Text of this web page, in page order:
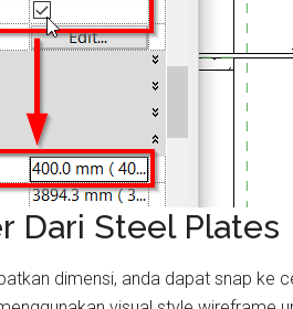
Dari Steel Plates
dimensi, anda dapat snap ke